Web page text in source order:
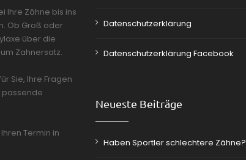
Ihre Zähne bis ins
Ob Groß oder
über die
Zahnersatz.
Sie, Ihre Fragen
passende
Termin in
Datenschutzerklärung
Datenschutzerklärung Facebook
Neueste Beiträge
Haben Sportler schlechtere Zähne?